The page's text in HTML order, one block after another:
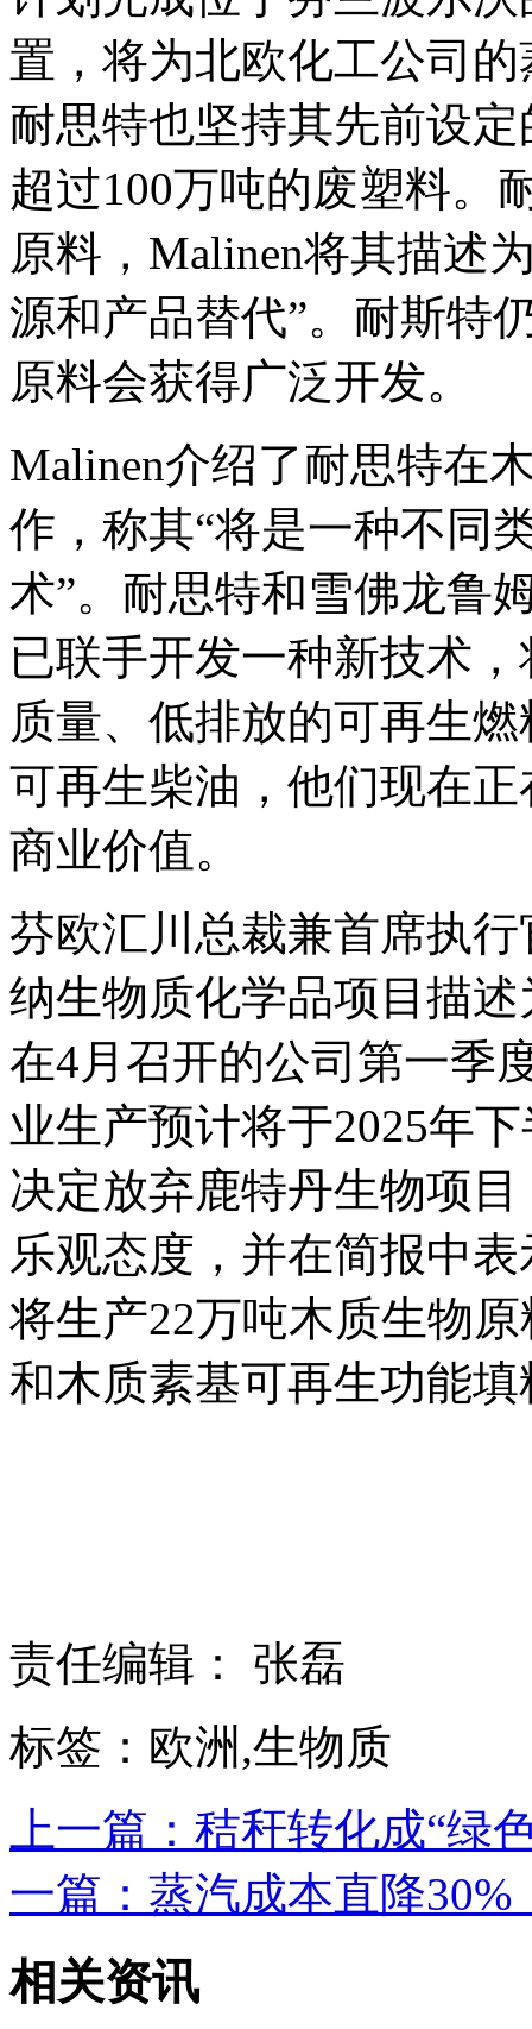
置，将为北欧化工公司
耐思特也坚持其先前设
超过100万吨的废塑料。
原料，Malinen将其描述
源和产品替代”。耐斯特
原料会获得广泛开发。
Malinen介绍了耐思特在
作，称其“将是一种不同
术”。耐思特和雪佛龙鲁
已联手开发一种新技术
质量、低排放的可再生
可再生柴油，他们现在
商业价值。
芬欧汇川总裁兼首席执
纳生物质化学品项目描
在4月召开的公司第一季
业生产预计将于2025年
决定放弃鹿特丹生物项
乐观态度，并在简报中
将生产22万吨木质生物
和木质素基可再生功能填
责任编辑： 张磊
标签：欧洲,生物质
上一篇：秸秆转化成“绿
一篇：蒸汽成本直降
相关资讯